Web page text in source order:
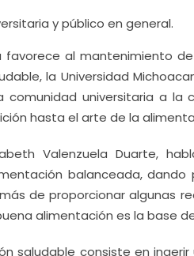
y público en general.
al mantenimiento
la Universidad
comunidad universitaria a la
hasta el arte de la
Valenzuela Duarte,
balanceada,
de proporcionar algunas
alimentación es la base
saludable consiste en